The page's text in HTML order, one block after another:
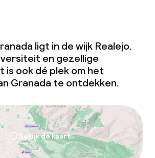
ligt in de wijk Realejo.
en gezellige
is ook dé plek om het
Granada te ontdekken.
Bekijk de kaart